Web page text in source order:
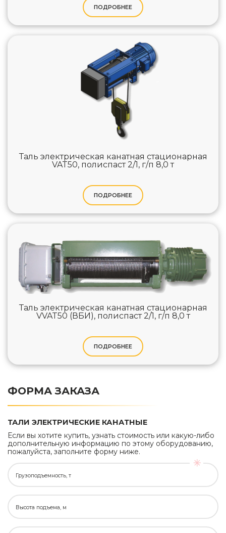
ПОДРОБНЕЕ
Таль электрическая канатная стационарная
VAT50, полиспаст 2/1, г/п 8,0 т
ПОДРОБНЕЕ
Таль электрическая канатная стационарная
VVAT50 (ВБИ), полиспаст 2/1, г/п 8,0 т
ПОДРОБНЕЕ
ФОРМА ЗАКАЗА
ТАЛИ ЭЛЕКТРИЧЕСКИЕ КАНАТНЫЕ
Если вы хотите купить, узнать стоимость или какую-либо
дополнительную информацию по этому оборудованию,
пожалуйста, заполните форму ниже.
Грузоподъемность, т
Высота подъема, м